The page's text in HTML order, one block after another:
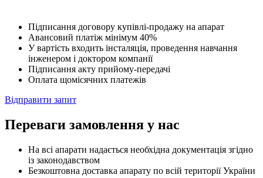
Підписання договору купівлі-продажу на апарат
Авансовий платіж мінімум 40%
У вартість входить інсталяція, проведення навчання
інженером і доктором компанії
Підписання акту прийому-передачі
Оплата щомісячних платежів
Відправити запит
Переваги замовлення у нас
На всі апарати надається необхідна документація згідно
із законодавством
Безкоштовна доставка апарату по всій території України